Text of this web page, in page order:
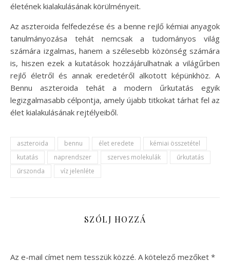
életének kialakulásának körülményeit.
Az aszteroida felfedezése és a benne rejlő kémiai anyagok
tanulmányozása tehát nemcsak a tudományos világ
számára izgalmas, hanem a szélesebb közönség számára
is, hiszen ezek a kutatások hozzájárulhatnak a világűrben
rejlő életről és annak eredetéről alkotott képünkhöz. A
Bennu aszteroida tehát a modern űrkutatás egyik
legizgalmasabb célpontja, amely újabb titkokat tárhat fel az
élet kialakulásának rejtélyeiből.
aszteroida bennu élet eredete
kémiai összetétel
kutatás
naprendszer szerves molekulák
űrkutatás
űrszonda
víz jelenléte
SZÓLJ HOZZÁ
Az e-mail címet nem tesszük közzé. A kötelező mezőket *